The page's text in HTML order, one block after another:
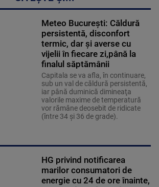
Meteo Bucureşti: Căldură
persistentă, disconfort
termic, dar şi averse cu
vijelii în fiecare zi,până la
finalul săptămânii
Capitala se va afla, în continuare,
sub un val de căldură persistentă,
iar până duminică dimineaţa
valorile maxime de temperatură
vor rămâne deosebit de ridicate
(între 34 şi 36 de grade).
HG privind notificarea
marilor consumatori de
energie cu 24 de ore înainte,